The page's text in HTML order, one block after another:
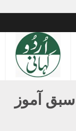
content
آموز